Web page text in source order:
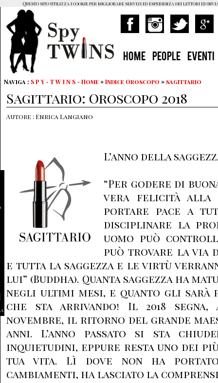
HOME PEOPLE EVENTI
Naviga : S P Y - T W I N S - Home »Indice Oroscopo » sagittario
Sagittario: Oroscopo 2018
Autore : Enrica Langiano
L’anno della
“Per godere di
vera felicità alla
portare pace a
disciplinare la
uomo può
può trovare la via
e tutta la saggezza e le virtù
lui” (Buddha). Quanta saggezza ha
negli ultimi mesi, e quanto gli sarà
che sta arrivando! Il 2018
novembre, il ritorno del grande
anni. L’anno passato si sta
inquietudini, eppure resta uno dei
tua vita. Lì dove non ha
cambiamenti, ha lasciato la
Questo sito utilizza i cookie per migliorare servizi ed esperienza dei lettori ed